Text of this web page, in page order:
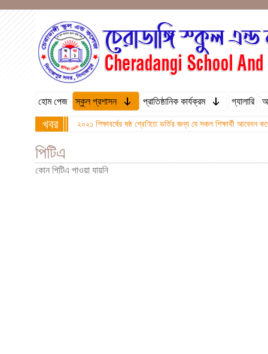
হোম পেজ স্কুল প্রশাসন প্রাতিষ্ঠানিক কার্যক্রম গ্যালারি
খবর ২০২১ শিক্ষাবর্ষের ষষ্ঠ শ্রেণিতে ভর্তির জন্য যে সকল শিক্ষার্থী
পিটিএ
কোন পিটিএ পাওয়া যায়নি